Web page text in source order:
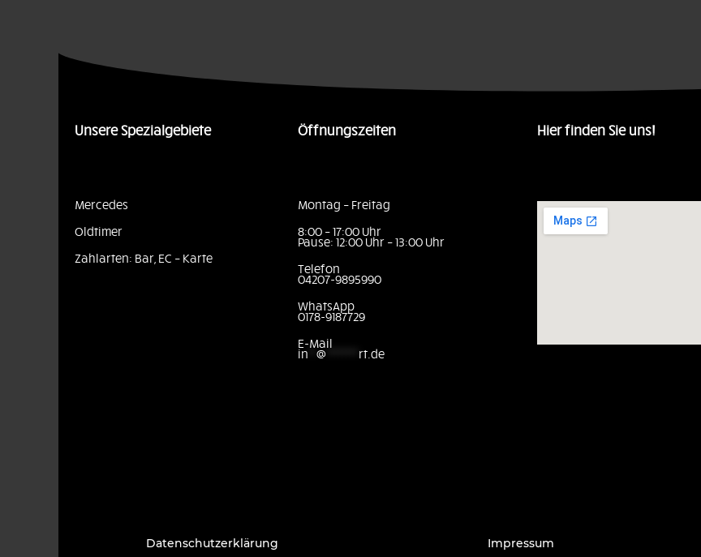
Unsere Spezialgebiete
Mercedes
Oldtimer
Zahlarten: Bar, EC – Karte
Öffnungszeiten
Montag – Freitag
8:00 – 17:00 Uhr
Pause: 12:00 Uhr – 13:00 Uhr
Telefon
04207-9895990
WhatsApp
0178-9187729
E-Mail
in**@******** rt.de
Hier finden Sie uns!
Datenschutzerklärung Impressum